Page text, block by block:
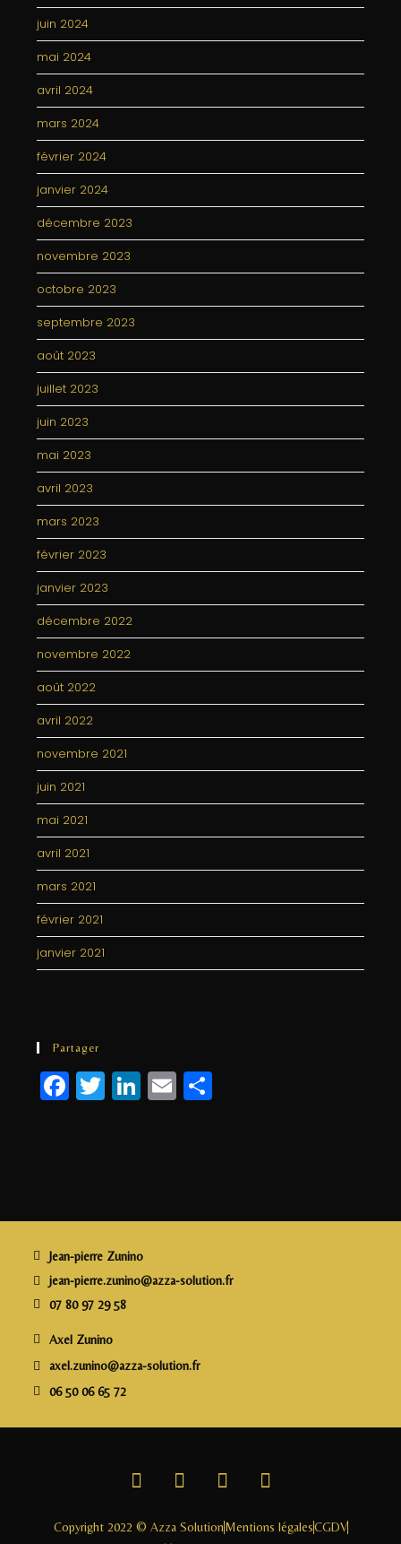
juin 2024
mai 2024
avril 2024
mars 2024
février 2024
janvier 2024
décembre 2023
novembre 2023
octobre 2023
septembre 2023
août 2023
juillet 2023
juin 2023
mai 2023
avril 2023
mars 2023
février 2023
janvier 2023
décembre 2022
novembre 2022
août 2022
avril 2022
novembre 2021
juin 2021
mai 2021
avril 2021
mars 2021
février 2021
janvier 2021
Partager
F
a
o
o
k
T
w
Li
n
n
E
m
e
Jean-pierre Zunino
jean-pierre.zunino@azza-solution.fr
07 80 97 29 58
Axel Zunino
axel.zunino@azza-solution.fr
06 50 06 65 72
Copyright 2022 © Azza SolutionMentions légalesCGDV